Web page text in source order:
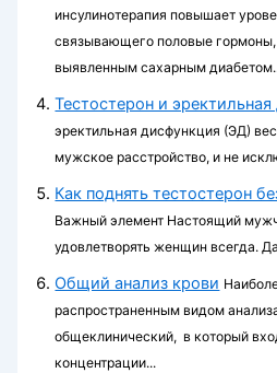
инсулинотерапия повышает
связывающего половые гормоны,
выявленным сахарным
Тестостерон и
эректильная дисфункция (ЭД)
мужское расстройство, и не
Как поднять тестостерон
Важный элемент Настоящий
удовлетворять женщин всегда.
Общий анализ крови
распространенным видом
общеклинический, в который
концентрации...